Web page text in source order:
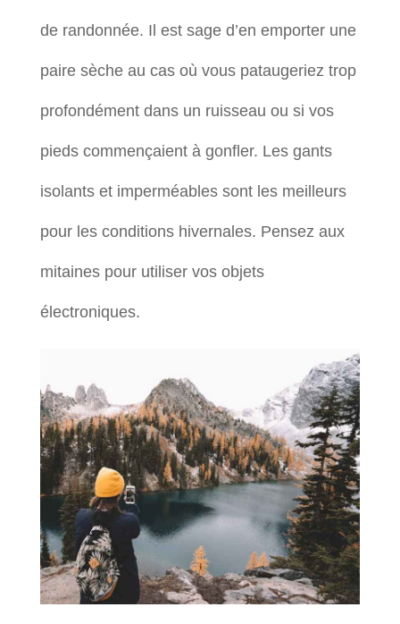
de randonnée. Il est sage d’en emporter une
paire sèche au cas où vous pataugeriez trop
profondément dans un ruisseau ou si vos
pieds commençaient à gonfler. Les gants
isolants et imperméables sont les meilleurs
pour les conditions hivernales. Pensez aux
mitaines pour utiliser vos objets
électroniques.